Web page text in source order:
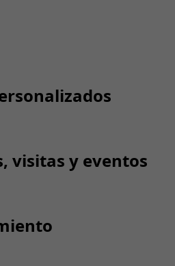
visitas y eventos